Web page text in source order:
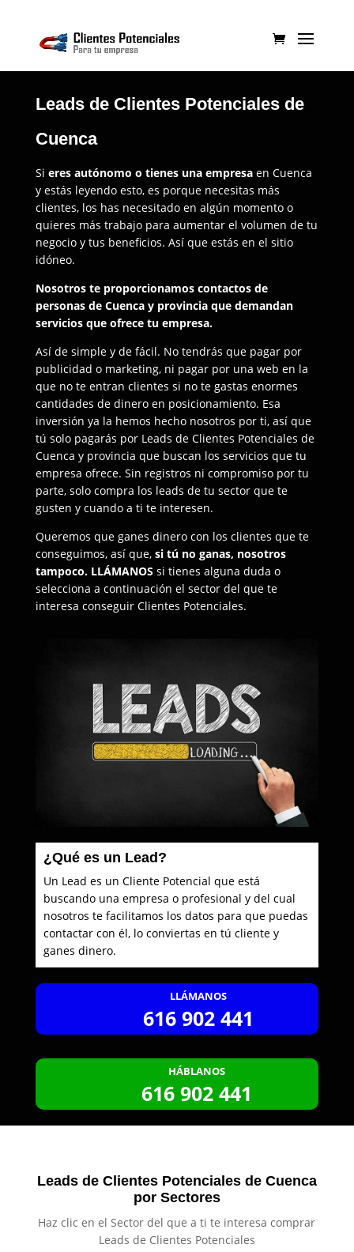
Leads de Clientes Potenciales de
Cuenca
Si eres autónomo o tienes una empresa en Cuenca
y estás leyendo esto, es porque necesitas más
clientes, los has necesitado en algún momento o
quieres más trabajo para aumentar el volumen de tu
negocio y tus beneficios. Así que estás en el sitio
idóneo.
Nosotros te proporcionamos contactos de
personas de Cuenca y provincia que demandan
servicios que ofrece tu empresa.
Así de simple y de fácil. No tendrás que pagar por
publicidad o marketing, ni pagar por una web en la
que no te entran clientes si no te gastas enormes
cantidades de dinero en posicionamiento. Esa
inversión ya la hemos hecho nosotros por ti, así que
tú solo pagarás por Leads de Clientes Potenciales de
Cuenca y provincia que buscan los servicios que tu
empresa ofrece. Sin registros ni compromiso por tu
parte, solo compra los leads de tu sector que te
gusten y cuando a ti te interesen.
Queremos que ganes dinero con los clientes que te
conseguimos, así que, si tú no ganas, nosotros
tampoco. LLÁMANOS si tienes alguna duda o
selecciona a continuación el sector del que te
interesa conseguir Clientes Potenciales.
¿Qué es un Lead?
Un Lead es un Cliente Potencial que está
buscando una empresa o profesional y del cual
nosotros te facilitamos los datos para que puedas
contactar con él, lo conviertas en tú cliente y
ganes dinero.
LLÁMANOS
616 902 441
HÁBLANOS
616 902 441
Leads de Clientes Potenciales de Cuenca
por Sectores
Haz clic en el Sector del que a ti te interesa comprar
Leads de Clientes Potenciales